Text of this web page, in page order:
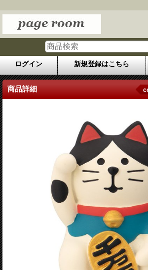
ログイン 新規登録はこちら
商品詳細